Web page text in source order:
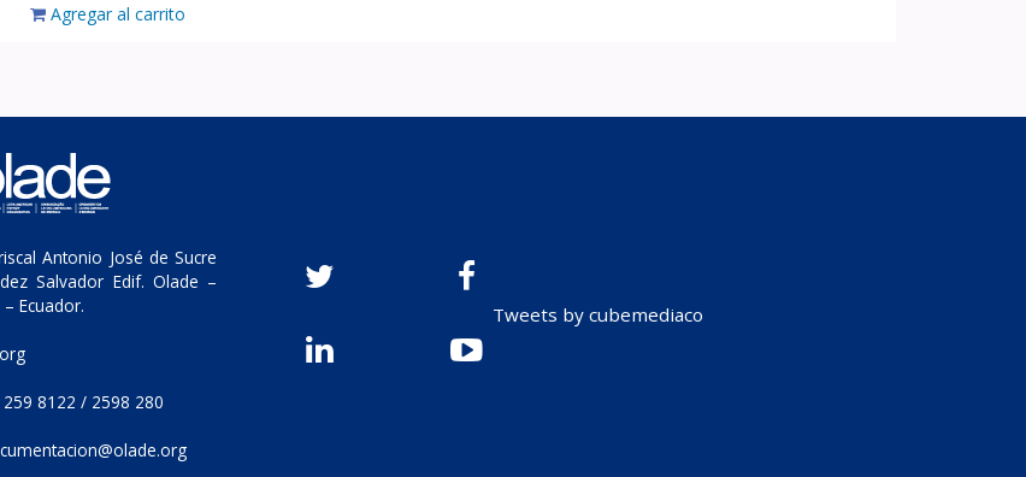
Agregar al carrito
Antonio José de Sucre
Salvador Edif. Olade –
Ecuador.
8122 / 2598 280
Tweets by cubemediaco